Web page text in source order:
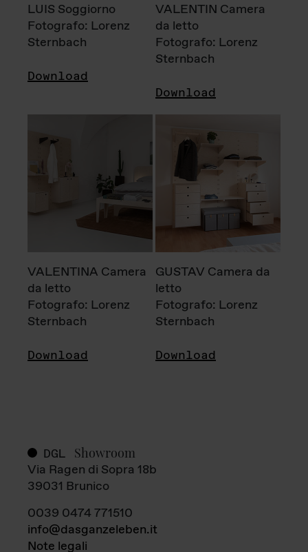
LUIS Soggiorno
Fotografo: Lorenz
Sternbach
Download
VALENTIN Camera
da letto
Fotografo: Lorenz
Sternbach
Download
VALENTINA Camera
da letto
Fotografo: Lorenz
Sternbach
Download
GUSTAV Camera da
letto
Fotografo: Lorenz
Sternbach
Download
DGL Showroom
Via Ragen di Sopra 18b
39031 Brunico
0039 0474 771510
info@dasganzeleben.it
Note legali